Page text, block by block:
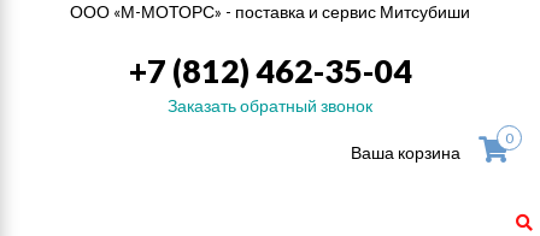
ООО «М-МОТОРС» - поставка и сервис Митсубиши
+7 (812) 462-35-04
Заказать обратный звонок
Ваша корзина
0